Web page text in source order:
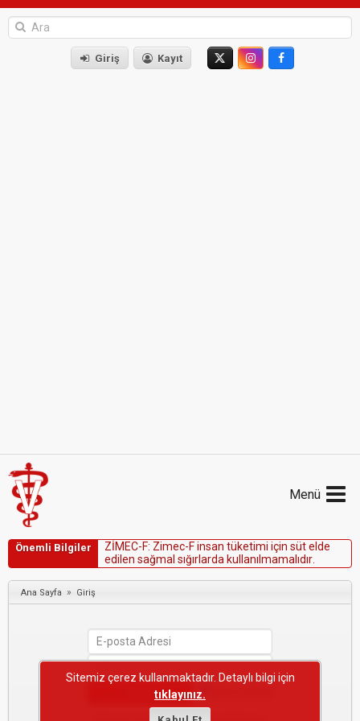
Giriş Kayıt
Menü
Önemli Bilgiler ZİM EC-F: Zimec-Finsan tüketimi için süte de
edi en sağma sığırarda ku anı mama ıdır
Ana Sayfa » Giriş
Sitemiz çerez kullanmaktadır. Detaylı bilgi için
tıklayınız.